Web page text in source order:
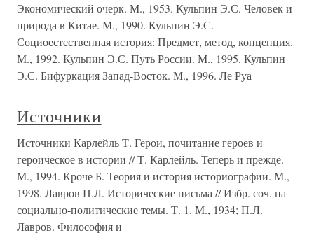
Экономический очерк. М., 1953. Кульпин Э.С. Человек и
природа в Китае. М., 1990. Кульпин Э.С.
Социоестественная история: Предмет, метод, концепция.
М., 1992. Кульпин Э.С. Путь России. М., 1995. Кульпин
Э.С. Бифуркация Запад-Восток. М., 1996. Ле Руа
Источники
Источники Карлейль Т. Герои, почитание героев и
героическое в истории // Т. Карлейль. Теперь и прежде.
М., 1994. Кроче Б. Теория и история историографии. М.,
1998. Лавров П.Л. Исторические письма // Избр. соч. на
социально-политические темы. Т. 1. М., 1934; П.Л.
Лавров. Философия и